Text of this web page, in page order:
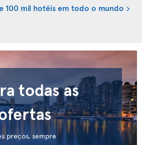
100 mil hotéis em todo o mundo
todas as
preços, sempre